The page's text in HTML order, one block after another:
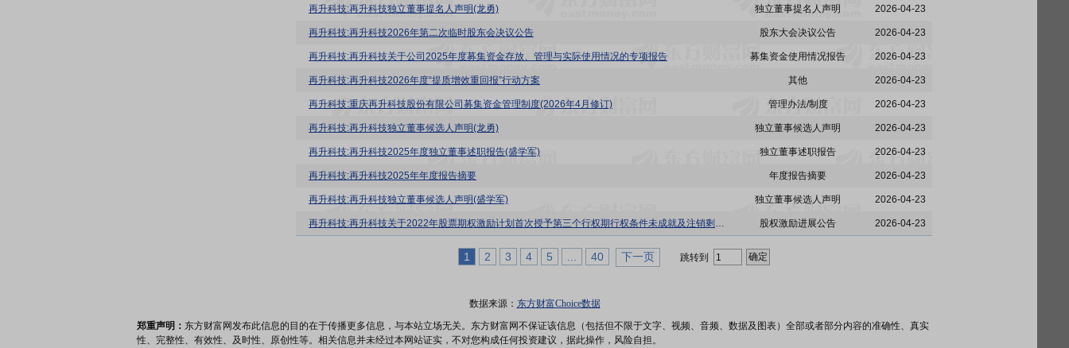
再升科技:再升科技独立董事提名人声明(龙勇) 独立董事提名人声明 2026-04-23
再升科技:再升科技2026年第二次临时股东会决议公告 股东大会决议公告 2026-04-23
再升科技:再升科技关于公司2025年度募集资金存放、管理与实际使用情况的专项报告 募集资金使用情况报告 2026-04-23
再升科技:再升科技2026年度“提质增效重回报”行动方案 其他 2026-04-23
再升科技:重庆再升科技股份有限公司募集资金管理制度(2026年4月修订) 管理办法/制度 2026-04-23
再升科技:再升科技独立董事候选人声明(龙勇) 独立董事候选人声明 2026-04-23
再升科技:再升科技2025年度独立董事述职报告(盛学军) 独立董事述职报告 2026-04-23
再升科技:再升科技2025年年度报告摘要 年度报告摘要 2026-04-23
再升科技:再升科技独立董事候选人声明(盛学军) 独立董事候选人声明 2026-04-23
再升科技:再升科技关于2022年股票期权激励计划首次授予第三个行权期行权条件未成就及注销剩余股票期权的公告 股权激励进展公告 2026-04-23
1 2 3 4 5 40 下一页 跳转到
数据来源： 东方财富Choice数据
郑重声明： 东方财富网发布此信息的目的在于传播更多信息，与本站立场无关。东方财富网不保证该信息（包括但不限于文字、视频、音频、数据及图表）全部或者部分内容的准确性、真实
性、完整性、有效性、及时性、原创性等。相关信息并未经过本网站证实，不对您构成任何投资建议，据此操作，风险自担。